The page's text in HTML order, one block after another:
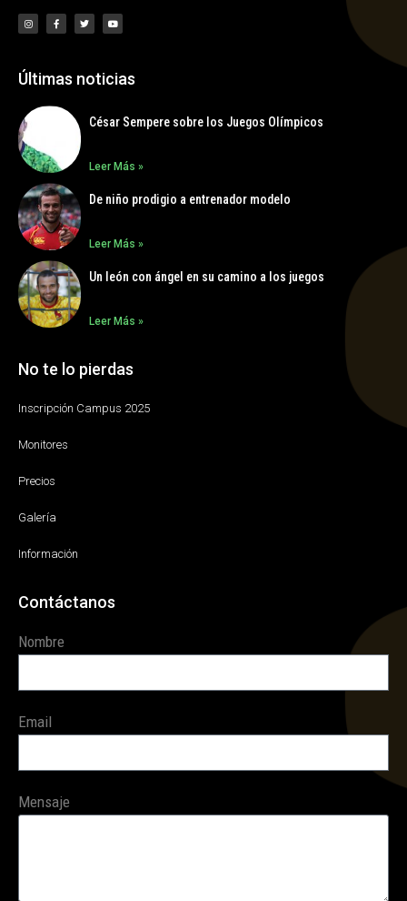
Últimas noticias
César Sempere sobre los Juegos Olímpicos
Leer Más »
De niño prodigio a entrenador modelo
Leer Más »
Un león con ángel en su camino a los juegos
Leer Más »
No te lo pierdas
Inscripción Campus 2025
Monitores
Precios
Galería
Información
Contáctanos
Nombre
Email
Mensaje